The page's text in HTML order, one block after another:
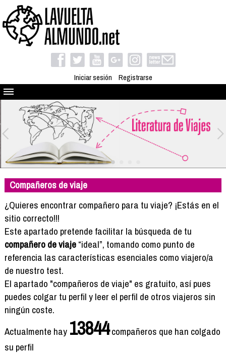
Iniciar sesión Registrarse
Quienes somos
El proyecto
Blog
Viaja con nosotros
Camino solidario
Libros
Compañeros de viaje
Formación
Info viajeros
Contactar
Compañeros de viaje
¿Quieres encontrar compañero para tu viaje? ¡Estás en el
sitio correcto!!!
Este apartado pretende facilitar la búsqueda de tu
compañero de viaje“ideal”, tomando como punto de
referencia las características esenciales como viajero/a
de nuestro test.
El apartado "compañeros de viaje" es gratuito, así pues
puedes colgar tu perfil y leer el perfil de otros viajeros sin
ningún coste.
Actualmente hay 13844compañeros que han colgado
su perfil